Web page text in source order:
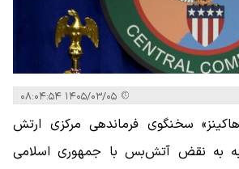
سخنگوی فرماندهی مرکزی ارتش
به نقض آتش‌بس با جمهوری اسلامی